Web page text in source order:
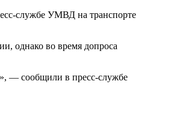
службе УМВД на транспорте
однако во время допроса
— сообщили в пресс-службе